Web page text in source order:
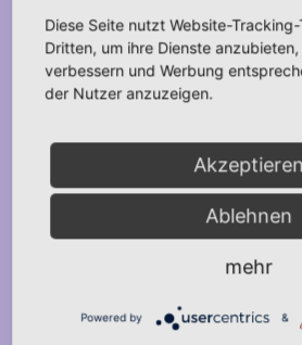
Diese Seite nutzt Website-
Dritten, um ihre Dienste
verbessern und Werbung
der Nutzer anzuzeigen.
Akzeptieren
Ablehnen
mehr
Powered by &